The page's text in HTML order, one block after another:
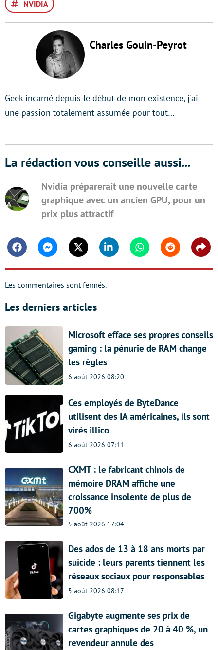
NVIDIA
Charles Gouin-Peyrot
Geek incarné depuis le début de mon existence, j'ai
une passion totalement assumée pour tout…
La rédaction vous conseille aussi...
Nvidia préparerait une nouvelle carte
graphique avec un ancien GPU, pour un
prix plus attractif
FacebookMessengerTwitter Linkedin WhatsappReddit
Les commentaires sont fermés.
Les derniers articles
Microsoft efface ses propres conseils
gaming : la pénurie de RAM change
les règles
6 août 2026 08:20
Ces employés de ByteDance
utilisent des IA américaines, ils sont
virés illico
6 août 2026 07:11
CXMT : le fabricant chinois de
mémoire DRAM affiche une
croissance insolente de plus de
700%
5 août 2026 17:04
Des ados de 13 à 18 ans morts par
suicide : leurs parents tiennent les
réseaux sociaux pour responsables
5 août 2026 08:17
Gigabyte augmente ses prix de
cartes graphiques de 20 à 40 %, un
revendeur annule des